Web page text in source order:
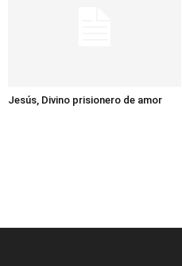
Jesús, Divino prisionero de amor